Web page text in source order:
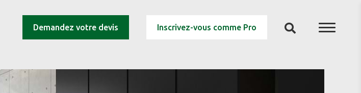
Demandez votre devis Inscrivez-vous comme Pro